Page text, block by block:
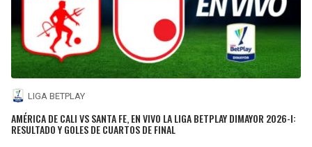
LIGA BETPLAY
AMÉRICA DE CALI VS SANTA FE, EN VIVO LA LIGA BETPLAY DIMAYOR 2026-I:
RESULTADO Y GOLES DE CUARTOS DE FINAL